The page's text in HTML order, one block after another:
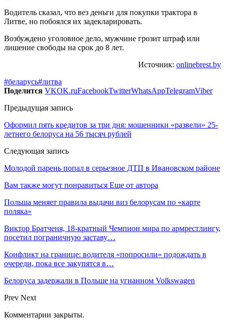
Водитель сказал, что вез деньги для покупки трактора в
Литве, но побоялся их задекларировать.
Возбуждено уголовное дело, мужчине грозит штраф или
лишение свободы на срок до 8 лет.
Источник: onlinebrest.by
#беларусь#литва
Поделится VKOK.ruFacebookTwitterWhatsAppTelegramViber
Предыдущая запись
Оформил пять кредитов за три дня: мошенники «развели» 25-
летнего белоруса на 56 тысяч рублей
Следующая запись
Молодой парень попал в серьезное ДТП в Ивановском районе
Вам также могут понравиться Еще от автора
Польша меняет правила выдачи виз белорусам по «карте
поляка»
Виктор Братченя, 18-кратный Чемпион мира по армрестлингу,
посетил пограничную заставу…
Конфликт на границе: водителя «попросили» подождать в
очереди, пока все закупятся в…
Белоруса задержали в Польше на угнанном Volkswagen
Prev Next
Комментарии закрыты.